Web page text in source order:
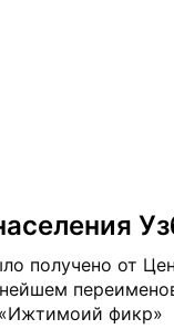
получено от
фикр»